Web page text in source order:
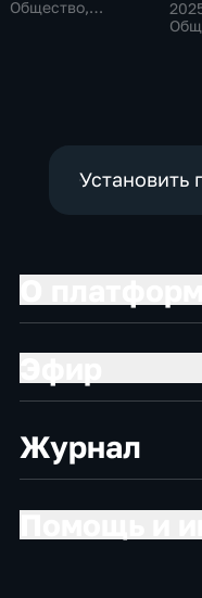
Общество,
Журнал